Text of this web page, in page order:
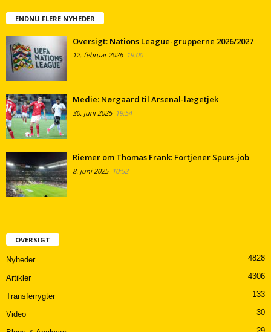
ENDNU FLERE NYHEDER
Oversigt: Nations League-grupperne 2026/2027
12. februar 202619:00
Medie: Nørgaard til Arsenal-lægetjek
30. juni 202519:54
Riemer om Thomas Frank: Fortjener Spurs-job
8. juni 202510:52
OVERSIGT
Nyheder 4828
Artikler 4306
Transferrygter 133
Video 30